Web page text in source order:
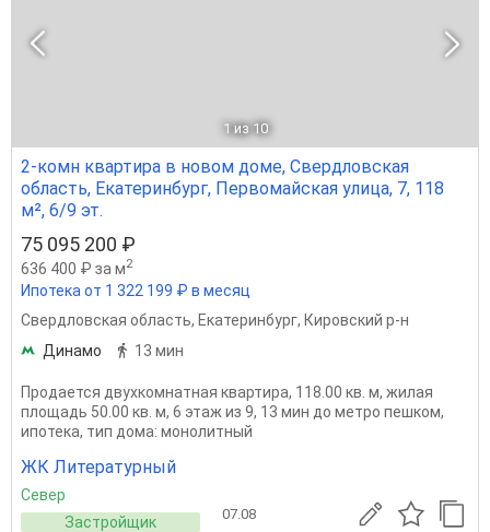
1 из 10
2-комн квартира в новом доме, Свердловская
область, Екатеринбург, Первомайская улица, 7, 118
м², 6/9 эт.
75 095 200 ₽
636 400 ₽ за м2
Ипотека от 1 322 199 ₽ в месяц
Свердловская область, Екатеринбург, Кировский р-н
Динамо
13 мин
Продается двухкомнатная квартира, 118.00 кв. м, жилая
площадь 50.00 кв. м, 6 этаж из 9, 13 мин до метро пешком,
ипотека, тип дома: монолитный
ЖК Литературный
Север
Застройщик
07.08